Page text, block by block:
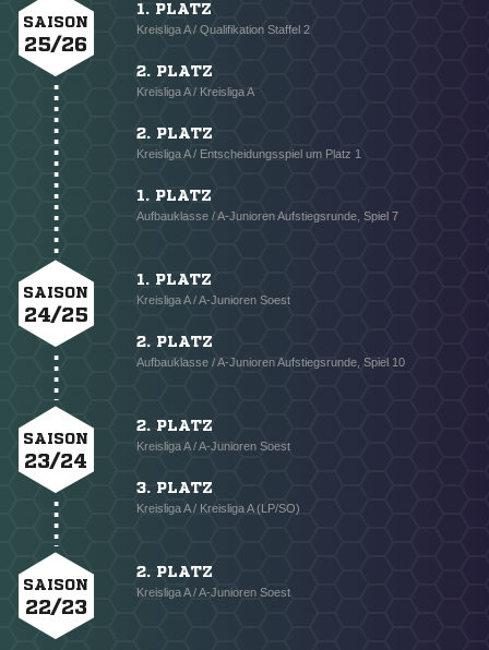
SAISON
25/26
1. PLATZ
Kreisliga A / Qualifikation Staffel 2
2. PLATZ
Kreisliga A / Kreisliga A
2. PLATZ
Kreisliga A / Entscheidungsspiel um Platz 1
1. PLATZ
Aufbauklasse / A-Junioren Aufstiegsrunde, Spiel 7
SAISON
24/25
1. PLATZ
Kreisliga A / A-Junioren Soest
2. PLATZ
Aufbauklasse / A-Junioren Aufstiegsrunde, Spiel 10
SAISON
23/24
2. PLATZ
Kreisliga A / A-Junioren Soest
3. PLATZ
Kreisliga A / Kreisliga A (LP/SO)
SAISON
22/23
2. PLATZ
Kreisliga A / A-Junioren Soest